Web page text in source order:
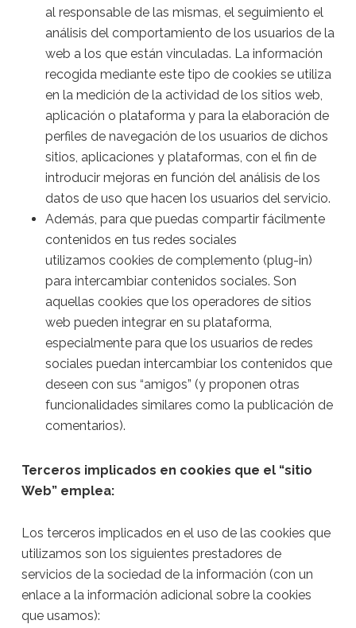
al responsable de las mismas, el seguimiento el
análisis del comportamiento de los usuarios de la
web a los que están vinculadas. La información
recogida mediante este tipo de cookies se utiliza
en la medición de la actividad de los sitios web,
aplicación o plataforma y para la elaboración de
perfiles de navegación de los usuarios de dichos
sitios, aplicaciones y plataformas, con el fin de
introducir mejoras en función del análisis de los
datos de uso que hacen los usuarios del servicio.
Además, para que puedas compartir fácilmente
contenidos en tus redes sociales
utilizamos cookies de complemento (plug-in)
para intercambiar contenidos sociales. Son
aquellas cookies que los operadores de sitios
web pueden integrar en su plataforma,
especialmente para que los usuarios de redes
sociales puedan intercambiar los contenidos que
deseen con sus “amigos” (y proponen otras
funcionalidades similares como la publicación de
comentarios).
Terceros implicados en cookies que el “sitio
Web” emplea:
Los terceros implicados en el uso de las cookies que
utilizamos son los siguientes prestadores de
servicios de la sociedad de la información (con un
enlace a la información adicional sobre la cookies
que usamos):